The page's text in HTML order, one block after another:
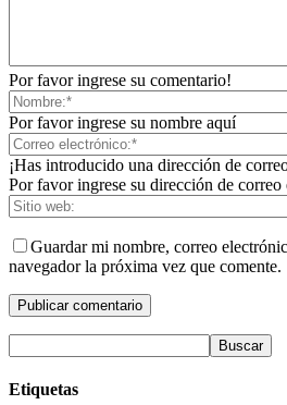
Por favor ingrese su comentario!
Por favor ingrese su nombre aquí
¡Has introducido una dirección de
Por favor ingrese su dirección de
Guardar mi nombre, correo
navegador la próxima vez que comente.
Etiquetas